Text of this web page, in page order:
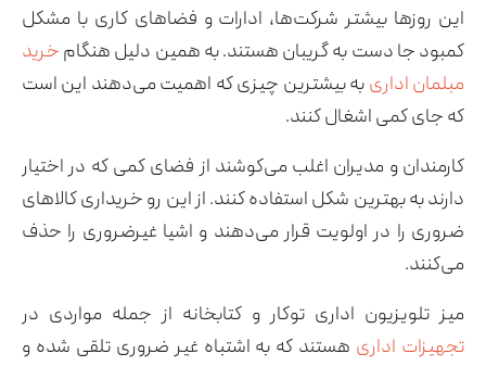
این روزها بیشتر شرکت‌ها، ادارات و فضاهای کاری با مشکل
کمبود جا دست به گریبان هستند. به همین دلیل هنگام خرید
مبلمان اداری به بیشترین چیزی که اهمیت می‌دهند این است
که جای کمی اشغال کنند.
کارمندان و مدیران اغلب می‌کوشند از فضای کمی که در اختیار
دارند به بهترین شکل استفاده کنند. از این رو خریداری کالاهای
ضروری را در اولویت قرار می‌دهند و اشیا غیرضروری را حذف
می‌کنند.
میز تلویزیون اداری توکار و کتابخانه از جمله مواردی در
تجهیزات اداری هستند که به اشتباه غیر ضروری تلقی شده و